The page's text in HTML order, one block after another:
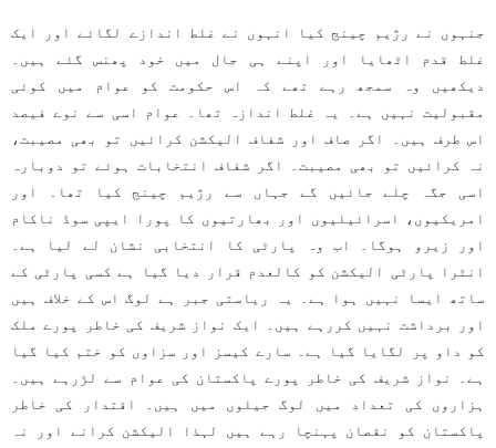
جنہوں نے رژیم چینج کیا انہوں نے غلط اندازے لگائے اور ایک
غلط قدم اٹھایا اور اپنے ہی جال میں خود پھنس گئے ہیں۔
دیکھیں وہ سمجھ رہے تھے کہ اس حکومت کو عوام میں کوئی
مقبولیت نہیں ہے۔ یہ غلط اندازہ تھا۔ عوام اسی سے نوے فیصد
اس طرف ہیں۔ اگر صاف اور شفاف الیکشن کرائیں تو بھی مصیبت،
نہ کرائیں تو بھی مصیبت۔ اگر شفاف انتخابات ہوئے تو دوبارہ
اسی جگہ چلے جائیں گے جہاں سے رژیم چینج کیا تھا۔ اور
امریکیوں، اسرائیلیوں اور بھارتیوں کا پورا ایپی سوڈ ناکام
اور زیرو ہوگا۔ اب وہ پارٹی کا انتخابی نشان لے لیا ہے۔
انٹرا پارٹی الیکشن کو کالعدم قرار دیا گیا ہے کسی پارٹی کے
ساتھ ایسا نہیں ہوا ہے۔ یہ ریاستی جبر ہے لوگ اس کے خلاف ہیں
اور برداشت نہیں کررہے ہیں۔ ایک نواز شریف کی خاطر پورے ملک
کو داو پر لگایا گیا ہے۔ سارے کیسز اور سزاوں کو ختم کیا گیا
ہے۔ نواز شریف کی خاطر پورے پاکستان کی عوام سے لڑرہے ہیں۔
ہزاروں کی تعداد میں لوگ جیلوں میں ہیں۔ اقتدار کی خاطر
پاکستان کو نقصان پہنچا رہے ہیں لہذا الیکشن کرانے اور نہ